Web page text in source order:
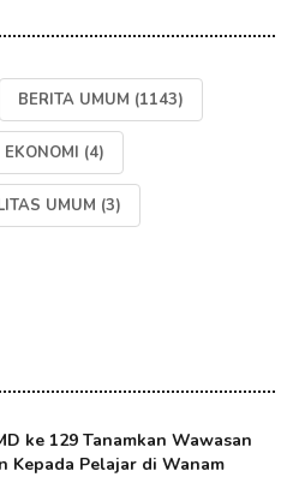
BERITA UMUM (1143)
EKONOMI (4)
UMUM (3)
ke 129 Tanamkan Wawasan
Kepada Pelajar di Wanam